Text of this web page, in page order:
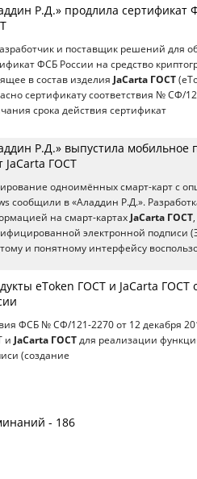
Р.Д.» продлила сертификат
и поставщик решений для
ФСБ России на средство
в состав изделия JaCarta ГОСТ
сертификату соответствия № СФ/
срока действия сертификат
Р.Д.» выпустила
JaCarta ГОСТ
одноимённых смарт-карт с
сообщили в «Аладдин Р.Д.».
на смарт-картах JaCarta ГОСТ
электронной подписи
и понятному интерфейсу
eToken ГОСТ и JaCarta
ФСБ № СФ/121-2270 от 12 декабря
и JaCarta ГОСТ для реализации
(создание
- 186